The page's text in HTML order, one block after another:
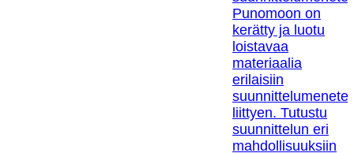
Punomoon on
kerätty ja luotu
loistavaa
materiaalia
erilaisiin
liittyen. Tutustu
suunnittelun eri
mahdollisuuksiin